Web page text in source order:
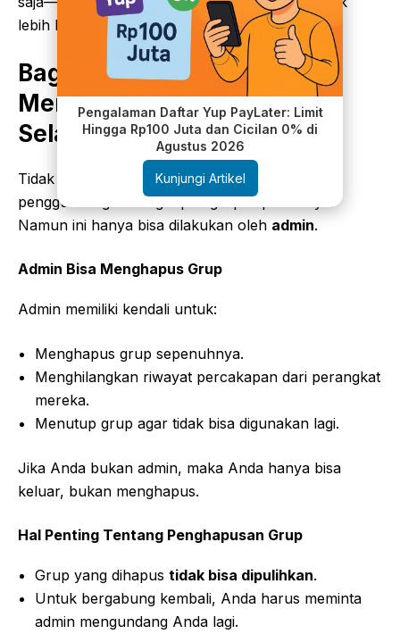
lebih besar.
Bagaimana Jika Anda Ingin
Menghapus Grup untuk
Selamanya?
Tidak semua pengguna hanya keluar; beberapa
pengguna ingin menghapus grup sepenuhnya.
Namun ini hanya bisa dilakukan oleh admin.
Admin Bisa Menghapus Grup
Admin memiliki kendali untuk:
Menghapus grup sepenuhnya.
Menghilangkan riwayat percakapan dari perangkat
mereka.
Menutup grup agar tidak bisa digunakan lagi.
Jika Anda bukan admin, maka Anda hanya bisa
keluar, bukan menghapus.
Hal Penting Tentang Penghapusan Grup
Grup yang dihapustidak bisa dipulihkan.
Untuk bergabung kembali, Anda harus meminta
admin mengundang Anda lagi.
Pengalaman Daftar Yup PayLater: Limit
Hingga Rp100 Juta dan Cicilan 0% di
Agustus 2026
Kunjungi Artikel